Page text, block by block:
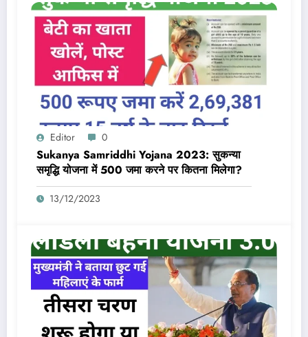
Editor 0
Sukanya Samriddhi Yojana 2023: सुकन्या
समृद्धि योजना में 500 जमा करने पर कितना मिलेगा?
13/12/2023